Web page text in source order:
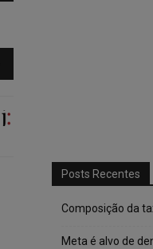
Posts Recentes
Composição da
Meta é alvo de